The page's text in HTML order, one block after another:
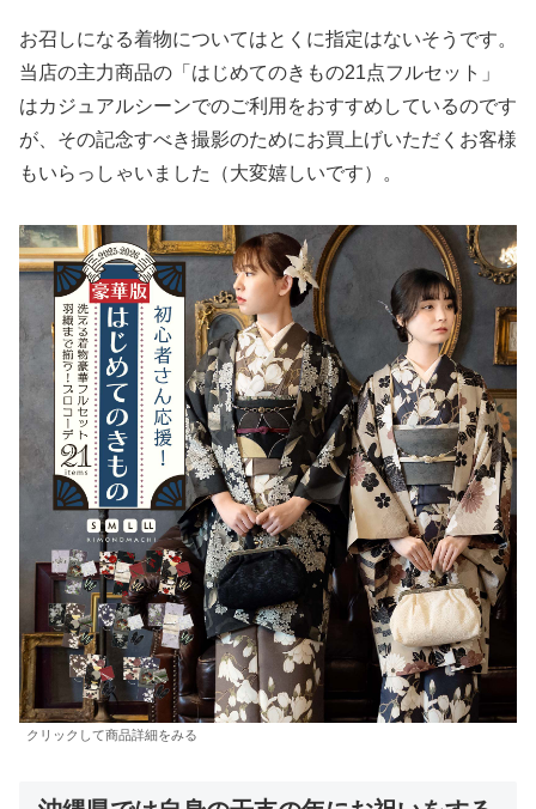
お召しになる着物についてはとくに指定はないそうです。
当店の主力商品の「はじめてのきもの21点フルセット」
はカジュアルシーンでのご利用をおすすめしているのです
が、その記念すべき撮影のためにお買上げいただくお客様
もいらっしゃいました（大変嬉しいです）。
クリックして商品詳細をみる